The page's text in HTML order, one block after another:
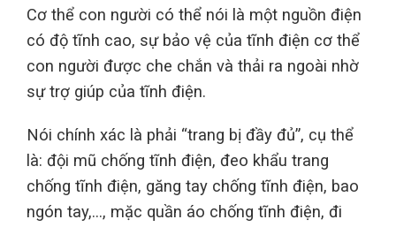
Cơ thể con người có thể nói là một nguồn điện
có độ tĩnh cao, sự bảo vệ của tĩnh điện cơ thể
con người được che chắn và thải ra ngoài nhờ
sự trợ giúp của tĩnh điện.
Nói chính xác là phải “trang bị đầy đủ”, cụ thể
là: đội mũ chống tĩnh điện, đeo khẩu trang
chống tĩnh điện, găng tay chống tĩnh điện, bao
ngón tay,…, mặc quần áo chống tĩnh điện, đi